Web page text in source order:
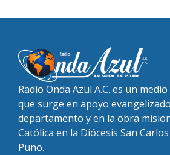
Radio Onda Azul A.C. es un
que surge en apoyo
departamento y en la obra
Católica en la Diócesis San
Puno.